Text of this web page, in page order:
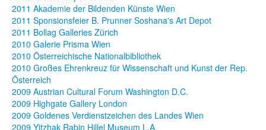
2011 Akademie der Bildenden Künste Wien
2011 Sponsionsfeier B. Prunner Soshana's Art Depot
2011 Bollag Galleries Zürich
2010 Galerie Prisma Wien
2010 Österreichische Nationalbibliothek
2010 Großes Ehrenkreuz für Wissenschaft und Kunst der Rep.
Österreich
2009 Austrian Cultural Forum Washington D.C.
2009 Highgate Gallery London
2009 Goldenes Verdienstzeichen des Landes Wien
2009 Yitzhak Rabin Hillel Museum L.A.